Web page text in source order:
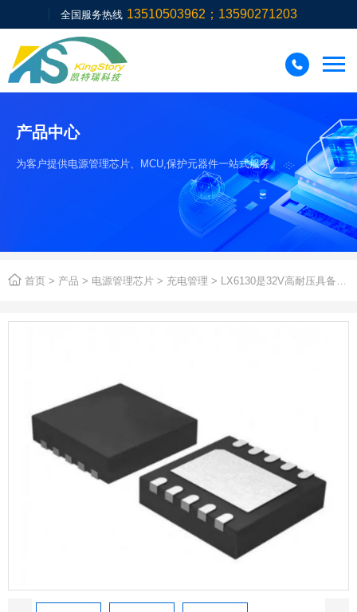
全国服务热线 13510503962；13590271203

产品中心
为客户提供电源管理芯片、MCU,保护元器件一站式服务。
 首页 > 产品 > 电源管理芯片 > 充电管理 > LX6130是32V高耐压具备22V带OVP保护功能完整的降压同步开关型1-4串磷酸铁锂电池、锂离子、锂聚合物电池充电管理芯片